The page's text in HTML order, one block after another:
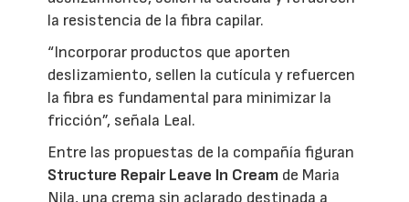
la resistencia de la fibra capilar.
“Incorporar productos que aporten
deslizamiento, sellen la cutícula y refuercen
la fibra es fundamental para minimizar la
fricción”, señala Leal.
Entre las propuestas de la compañía figuran
Structure Repair Leave In Cream de Maria
Nila, una crema sin aclarado destinada a